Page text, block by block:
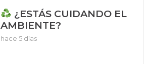
¿ESTÁS CUIDANDO EL
AMBIENTE?
hace 5 días